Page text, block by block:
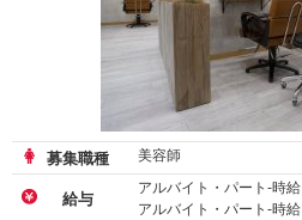
募集職種 美容師
給与
アルバイト・パート-時給
アルバイト・パート-時給